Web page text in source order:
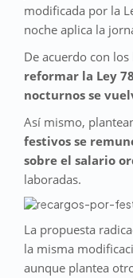
modificada por la
noche aplica la
De acuerdo con
reformar la Ley
nocturnos se
Así mismo,
festivos se
sobre el salario
laboradas.
La propuesta
la misma
aunque plantea